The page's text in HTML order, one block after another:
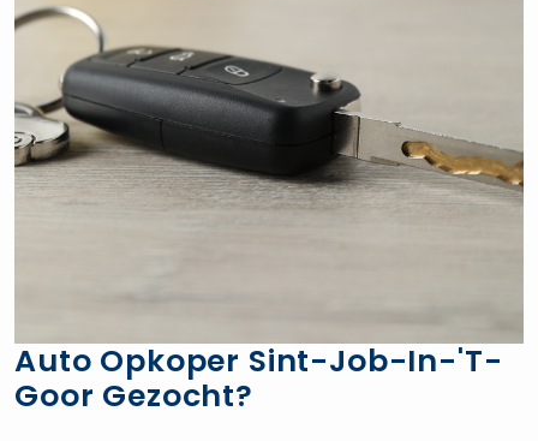
Auto Opkoper Sint-Job-In-'t-
Goor Gezocht?